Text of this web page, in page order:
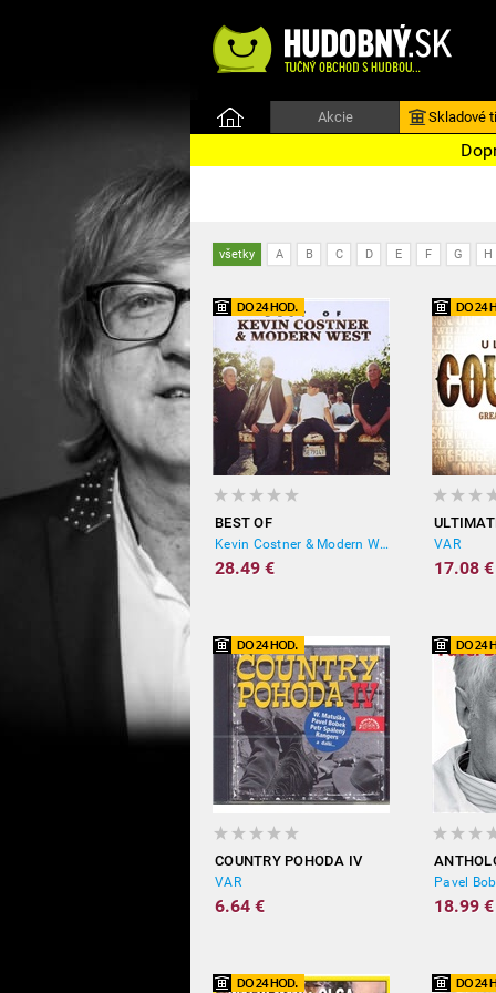
Akcie Skladové
všetky A B C D E F G H
BEST OF
Kevin Costner & Modern West
28.49 €
VAR
17.08 €
COUNTRY POHODA IV
VAR
6.64 €
Pavel
18.99 €